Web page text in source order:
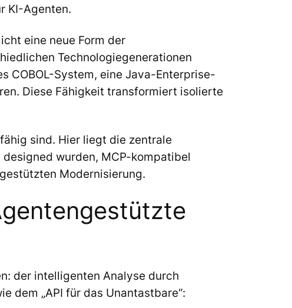
KI-Agenten.
eine neue Form der
Technologiegenerationen
COBOL-System, eine Java-Enterprise-
Diese Fähigkeit transformiert isolierte
sind. Hier liegt die zentrale
wurden, MCP-kompatibel
Modernisierung.
der intelligenten Analyse durch
dem „API für das Unantastbare“: